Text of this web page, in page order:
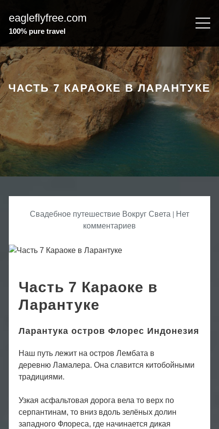
содержимому
eagleflyfree.com
100% pure travel
ЧАСТЬ 7 КАРАОКЕ В ЛАРАНТУКЕ
Свадебное путешествие Вокруг Света
Нет
комментариев
Ларантуке
Часть 7 Караоке в
Ларантуке
Ларантука остров Флорес Индонезия
Наш путь лежит на остров Лембата в
деревню Ламалера. Она славится китобойными
традициями.
Узкая асфальтовая дорога вела то верх по
серпантинам, то вниз вдоль зелёных долин
западного Флореса, где начинается дикая